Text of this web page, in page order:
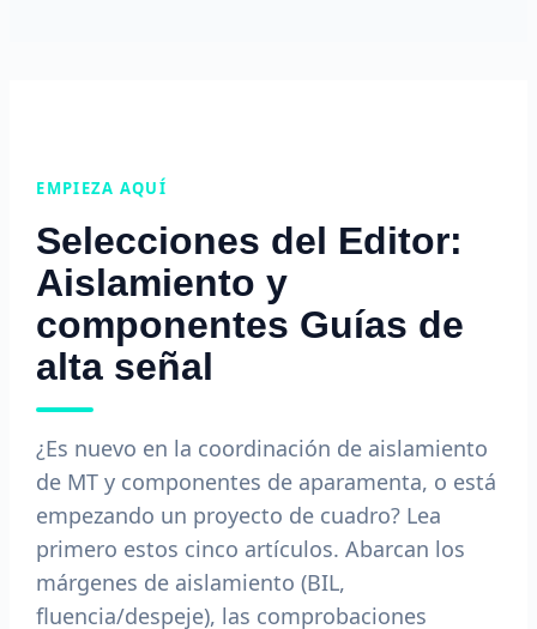
EMPIEZA AQUÍ
Selecciones del Editor:
Aislamiento y
componentes Guías de
alta señal
¿Es nuevo en la coordinación de aislamiento
de MT y componentes de aparamenta, o está
empezando un proyecto de cuadro? Lea
primero estos cinco artículos. Abarcan los
márgenes de aislamiento (BIL,
fluencia/despeje), las comprobaciones